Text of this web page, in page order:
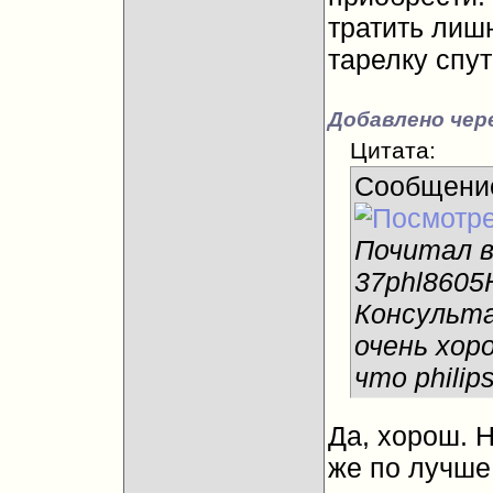
тратить
тарелку
Добавлено
Цитата:
Почитал
очень
что
Да, хорош.
же по